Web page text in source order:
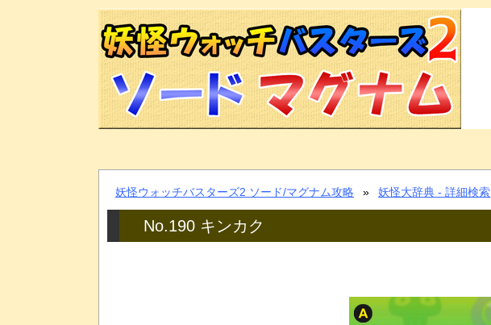
妖怪ウォッチバスターズ2 ソード/マグナム攻略 妖怪大辞典 - 詳細検索
No.190 キンカク